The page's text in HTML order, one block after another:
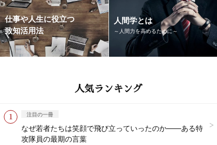
仕事や人生に役立つ
致知活用法
人間学とは
～人間力を高めるために～
人気ランキング
注目の一冊
なぜ若者たちは笑顔で飛び立っていったのか——ある特
攻隊員の最期の言葉